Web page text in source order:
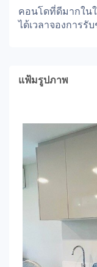
คอนโดที่ดีมากใน
ได้เวลาจองการ
แฟ้มรูปภาพ